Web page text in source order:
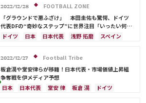
吉田 麻也
佐々木 翔 山根 視来
前田 大然
遠藤 航 カタール
イラン
セルビア
ガーナ カメルーン
谷 晃生
長友 佑都
植田 直通 久保 建英
酒井 宏樹
2022/12/28
FOOTBALL ZONE
「グラウンドで悪ふざけ」 本田圭佑も驚愕、ドイツ
代表DFの“奇妙なステップ”に世界注目「いったい何
を…」【W杯珍シーン】
ドイツ 日本 日本代表 浅野 拓磨
スペイン
2022/12/27
Football Tribe
板倉滉や堂安律らが移籍！日本代表・市場価値上昇組
争奪戦を伊メディア予想
日本
日本代表 堂安 律 板倉 滉
ドイツ